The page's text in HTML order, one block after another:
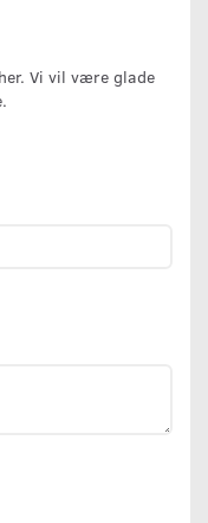
Vi vil være glade